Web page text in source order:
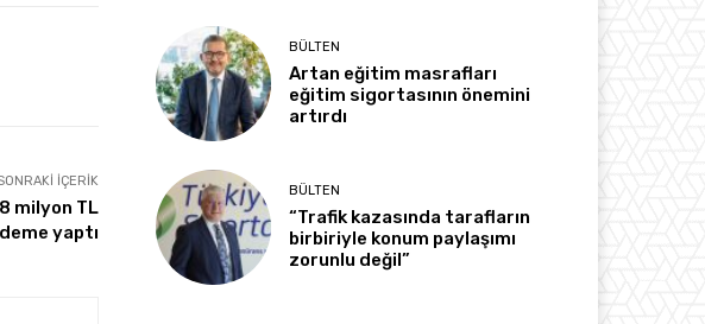
İÇERIK
milyon TL
yaptı
BÜLTEN
Artan eğitim masrafları
eğitim sigortasının önemini
artırdı
BÜLTEN
“Trafik kazasında tarafların
birbiriyle konum paylaşımı
zorunlu değil”